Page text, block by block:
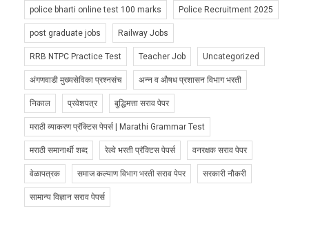
police bharti online test 100 marks Police Recruitment 2025
post graduate jobs Railway Jobs
RRB NTPC Practice Test Teacher Job Uncategorized
अंगणवाडी मुख्यसेविका प्रश्नसंच अन्न व औषध प्रशासन विभाग भरती
निकाल प्रवेशपत्र बुद्धिमत्ता सराव पेपर
मराठी व्याकरण प्रॅक्टिस पेपर्स | Marathi Grammar Test
मराठी समानार्थी शब्द रेल्वे भरती प्रॅक्टिस पेपर्स वनरक्षक सराव पेपर
वेळापत्रक समाज कल्याण विभाग भरती सराव पेपर सरकारी नौकरी
सामान्य विज्ञान सराव पेपर्स